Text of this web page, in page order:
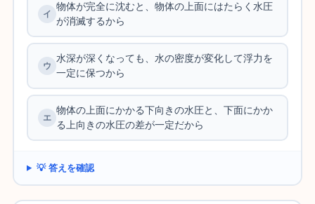
物体が完全に沈むと、物体の上面にはたらく水圧
が消滅するから
水深が深くなっても、水の密度が変化して浮力を
一定に保つから
物体の上面にかかる下向きの水圧と、下面にかか
る上向きの水圧の差が一定だから
💡 答えを確認